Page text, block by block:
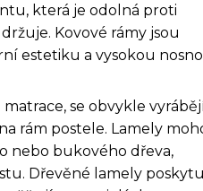
která je odolná proti
Kovové rámy jsou
estetiku a vysokou
se obvykle
rám postele. Lamely
nebo bukového dřeva,
Dřevěné lamely